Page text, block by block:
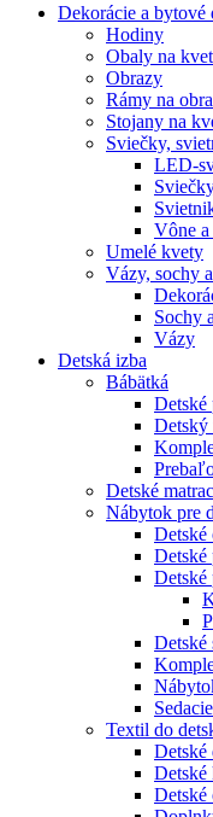
Dekorácie a bytové
Hodiny
Obaly na
Obrazy
Rámy na
Stojany na
Sviečky,
LED-
Vône a
Umelé kvety
Vázy, sochy
Sochy
Vázy
Detská izba
Bábätká
Detský
Detské
Nábytok pre
Detské
Detské
Detské
Detské
Textil do
Detské
Detské
Detské